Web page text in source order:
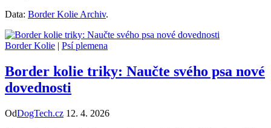
Data: Border Kolie Archiv.
Border Kolie | Psí plemena
Border kolie triky: Naučte svého psa nové
dovednosti
OdDogTech.cz 12. 4. 2026